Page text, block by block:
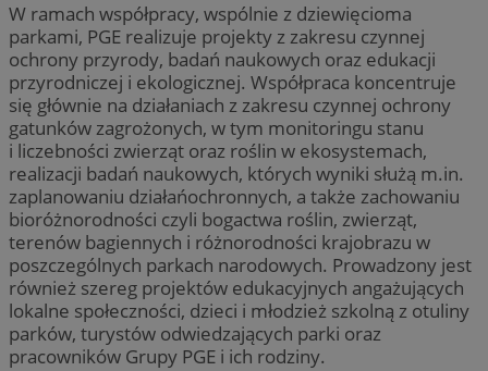
W ramach współpracy, wspólnie z dziewięcioma
parkami, PGE realizuje projekty z zakresu czynnej
ochrony przyrody, badań naukowych oraz edukacji
przyrodniczej i ekologicznej. Współpraca koncentruje
się głównie na działaniach z zakresu czynnej ochrony
gatunków zagrożonych, w tym monitoringu stanu
i liczebności zwierząt oraz roślin w ekosystemach,
realizacji badań naukowych, których wyniki służą m.in.
zaplanowaniu działańochronnych, a także zachowaniu
bioróżnorodności czyli bogactwa roślin, zwierząt,
terenów bagiennych i różnorodności krajobrazu w
poszczególnych parkach narodowych. Prowadzony jest
również szereg projektów edukacyjnych angażujących
lokalne społeczności, dzieci i młodzież szkolną z otuliny
parków, turystów odwiedzających parki oraz
pracowników Grupy PGE i ich rodziny.